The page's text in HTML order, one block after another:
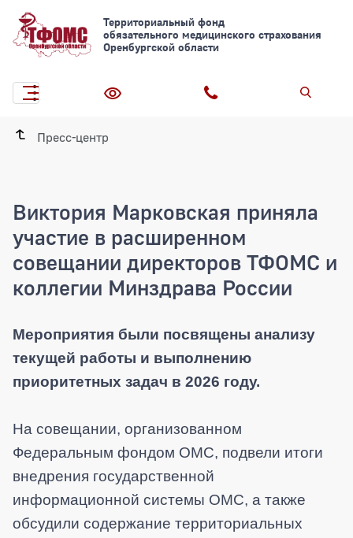
Территориальный фонд
обязательного медицинского страхования
Оренбургской области
Пресс-центр
Виктория Марковская приняла
участие в расширенном
совещании директоров ТФОМС и
коллегии Минздрава России
Виктория Марковская приняла
Мероприятия были посвящены анализу
текущей работы и выполнению
приоритетных задач в 2026 году.
На совещании, организованном
Федеральным фондом ОМС, подвели итоги
внедрения государственной
информационной системы ОМС, а также
обсудили содержание территориальных